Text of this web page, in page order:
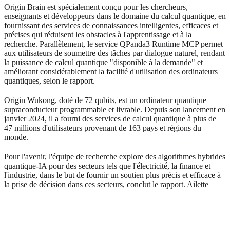
Origin Brain est spécialement conçu pour les chercheurs,
enseignants et développeurs dans le domaine du calcul quantique, en
fournissant des services de connaissances intelligentes, efficaces et
précises qui réduisent les obstacles à l'apprentissage et à la
recherche. Parallèlement, le service QPanda3 Runtime MCP permet
aux utilisateurs de soumettre des tâches par dialogue naturel, rendant
la puissance de calcul quantique "disponible à la demande" et
améliorant considérablement la facilité d'utilisation des ordinateurs
quantiques, selon le rapport.
Origin Wukong, doté de 72 qubits, est un ordinateur quantique
supraconducteur programmable et livrable. Depuis son lancement en
janvier 2024, il a fourni des services de calcul quantique à plus de
47 millions d'utilisateurs provenant de 163 pays et régions du
monde.
Pour l'avenir, l'équipe de recherche explore des algorithmes hybrides
quantique-IA pour des secteurs tels que l'électricité, la finance et
l'industrie, dans le but de fournir un soutien plus précis et efficace à
la prise de décision dans ces secteurs, conclut le rapport. Ailette